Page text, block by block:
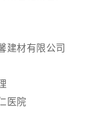
建材有限公司
医院